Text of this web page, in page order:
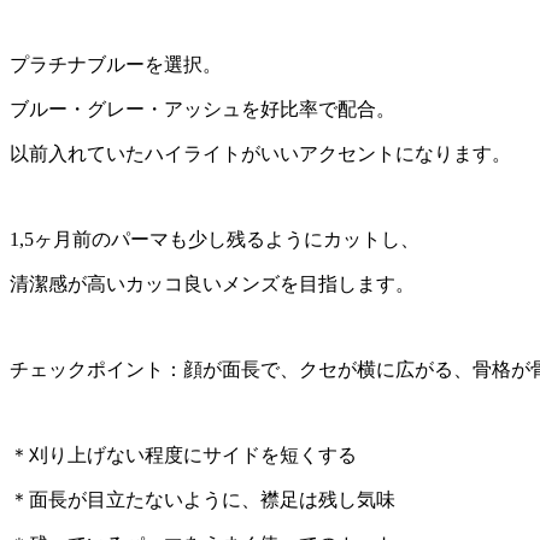
プラチナブルーを選択。
ブルー・グレー・アッシュを好比率で配合。
以前入れていたハイライトがいいアクセントになります。
1,5ヶ月前のパーマも少し残るようにカットし、
清潔感が高いカッコ良いメンズを目指します。
チェックポイント：顔が面長で、クセが横に広がる、骨格が
＊刈り上げない程度にサイドを短くする
＊面長が目立たないように、襟足は残し気味